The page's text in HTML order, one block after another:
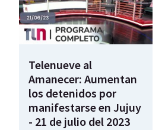
Telenueve al
Amanecer: Aumentan
los detenidos por
manifestarse en Jujuy
- 21 de julio del 2023